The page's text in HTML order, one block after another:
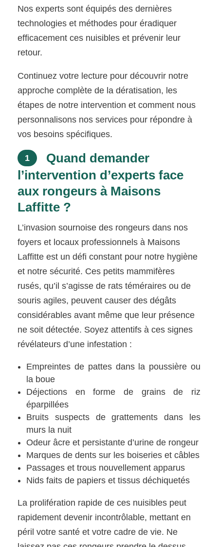
Nos experts sont équipés des dernières
technologies et méthodes pour éradiquer
efficacement ces nuisibles et prévenir leur
retour.
Continuez votre lecture pour découvrir notre
approche complète de la dératisation, les
étapes de notre intervention et comment nous
personnalisons nos services pour répondre à
vos besoins spécifiques.
1
Quand demander
l’intervention d’experts face
aux rongeurs à Maisons
Laffitte ?
L’invasion sournoise des rongeurs dans nos
foyers et locaux professionnels à Maisons
Laffitte est un défi constant pour notre hygiène
et notre sécurité. Ces petits mammifères
rusés, qu’il s’agisse de rats téméraires ou de
souris agiles, peuvent causer des dégâts
considérables avant même que leur présence
ne soit détectée. Soyez attentifs à ces signes
révélateurs d’une infestation :
Empreintes de pattes dans la poussière ou
la boue
Déjections en forme de grains de riz
éparpillées
Bruits suspects de grattements dans les
murs la nuit
Odeur âcre et persistante d’urine de rongeur
Marques de dents sur les boiseries et câbles
Passages et trous nouvellement apparus
Nids faits de papiers et tissus déchiquetés
La prolifération rapide de ces nuisibles peut
rapidement devenir incontrôlable, mettant en
péril votre santé et votre cadre de vie. Ne